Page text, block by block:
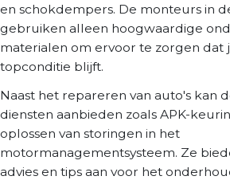
en schokdempers. De monteurs in
gebruiken alleen hoogwaardige
materialen om ervoor te zorgen dat
topconditie blijft.
Naast het repareren van auto's kan
diensten aanbieden zoals APK-
oplossen van storingen in het
motormanagementsysteem. Ze
advies en tips aan voor het